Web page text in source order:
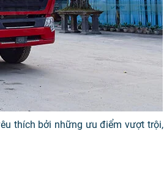
thích bởi những ưu điểm vượt trội,